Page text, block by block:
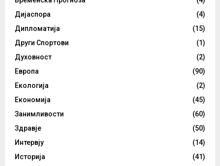
Дијаспора
(4)
Дипломатија
(15)
Други Спортови
(1)
Духовност
(2)
Европа
(90)
Екологија
(2)
Економија
(45)
Занимливости
(60)
Здравје
(50)
Интервју
(14)
Историја
(41)